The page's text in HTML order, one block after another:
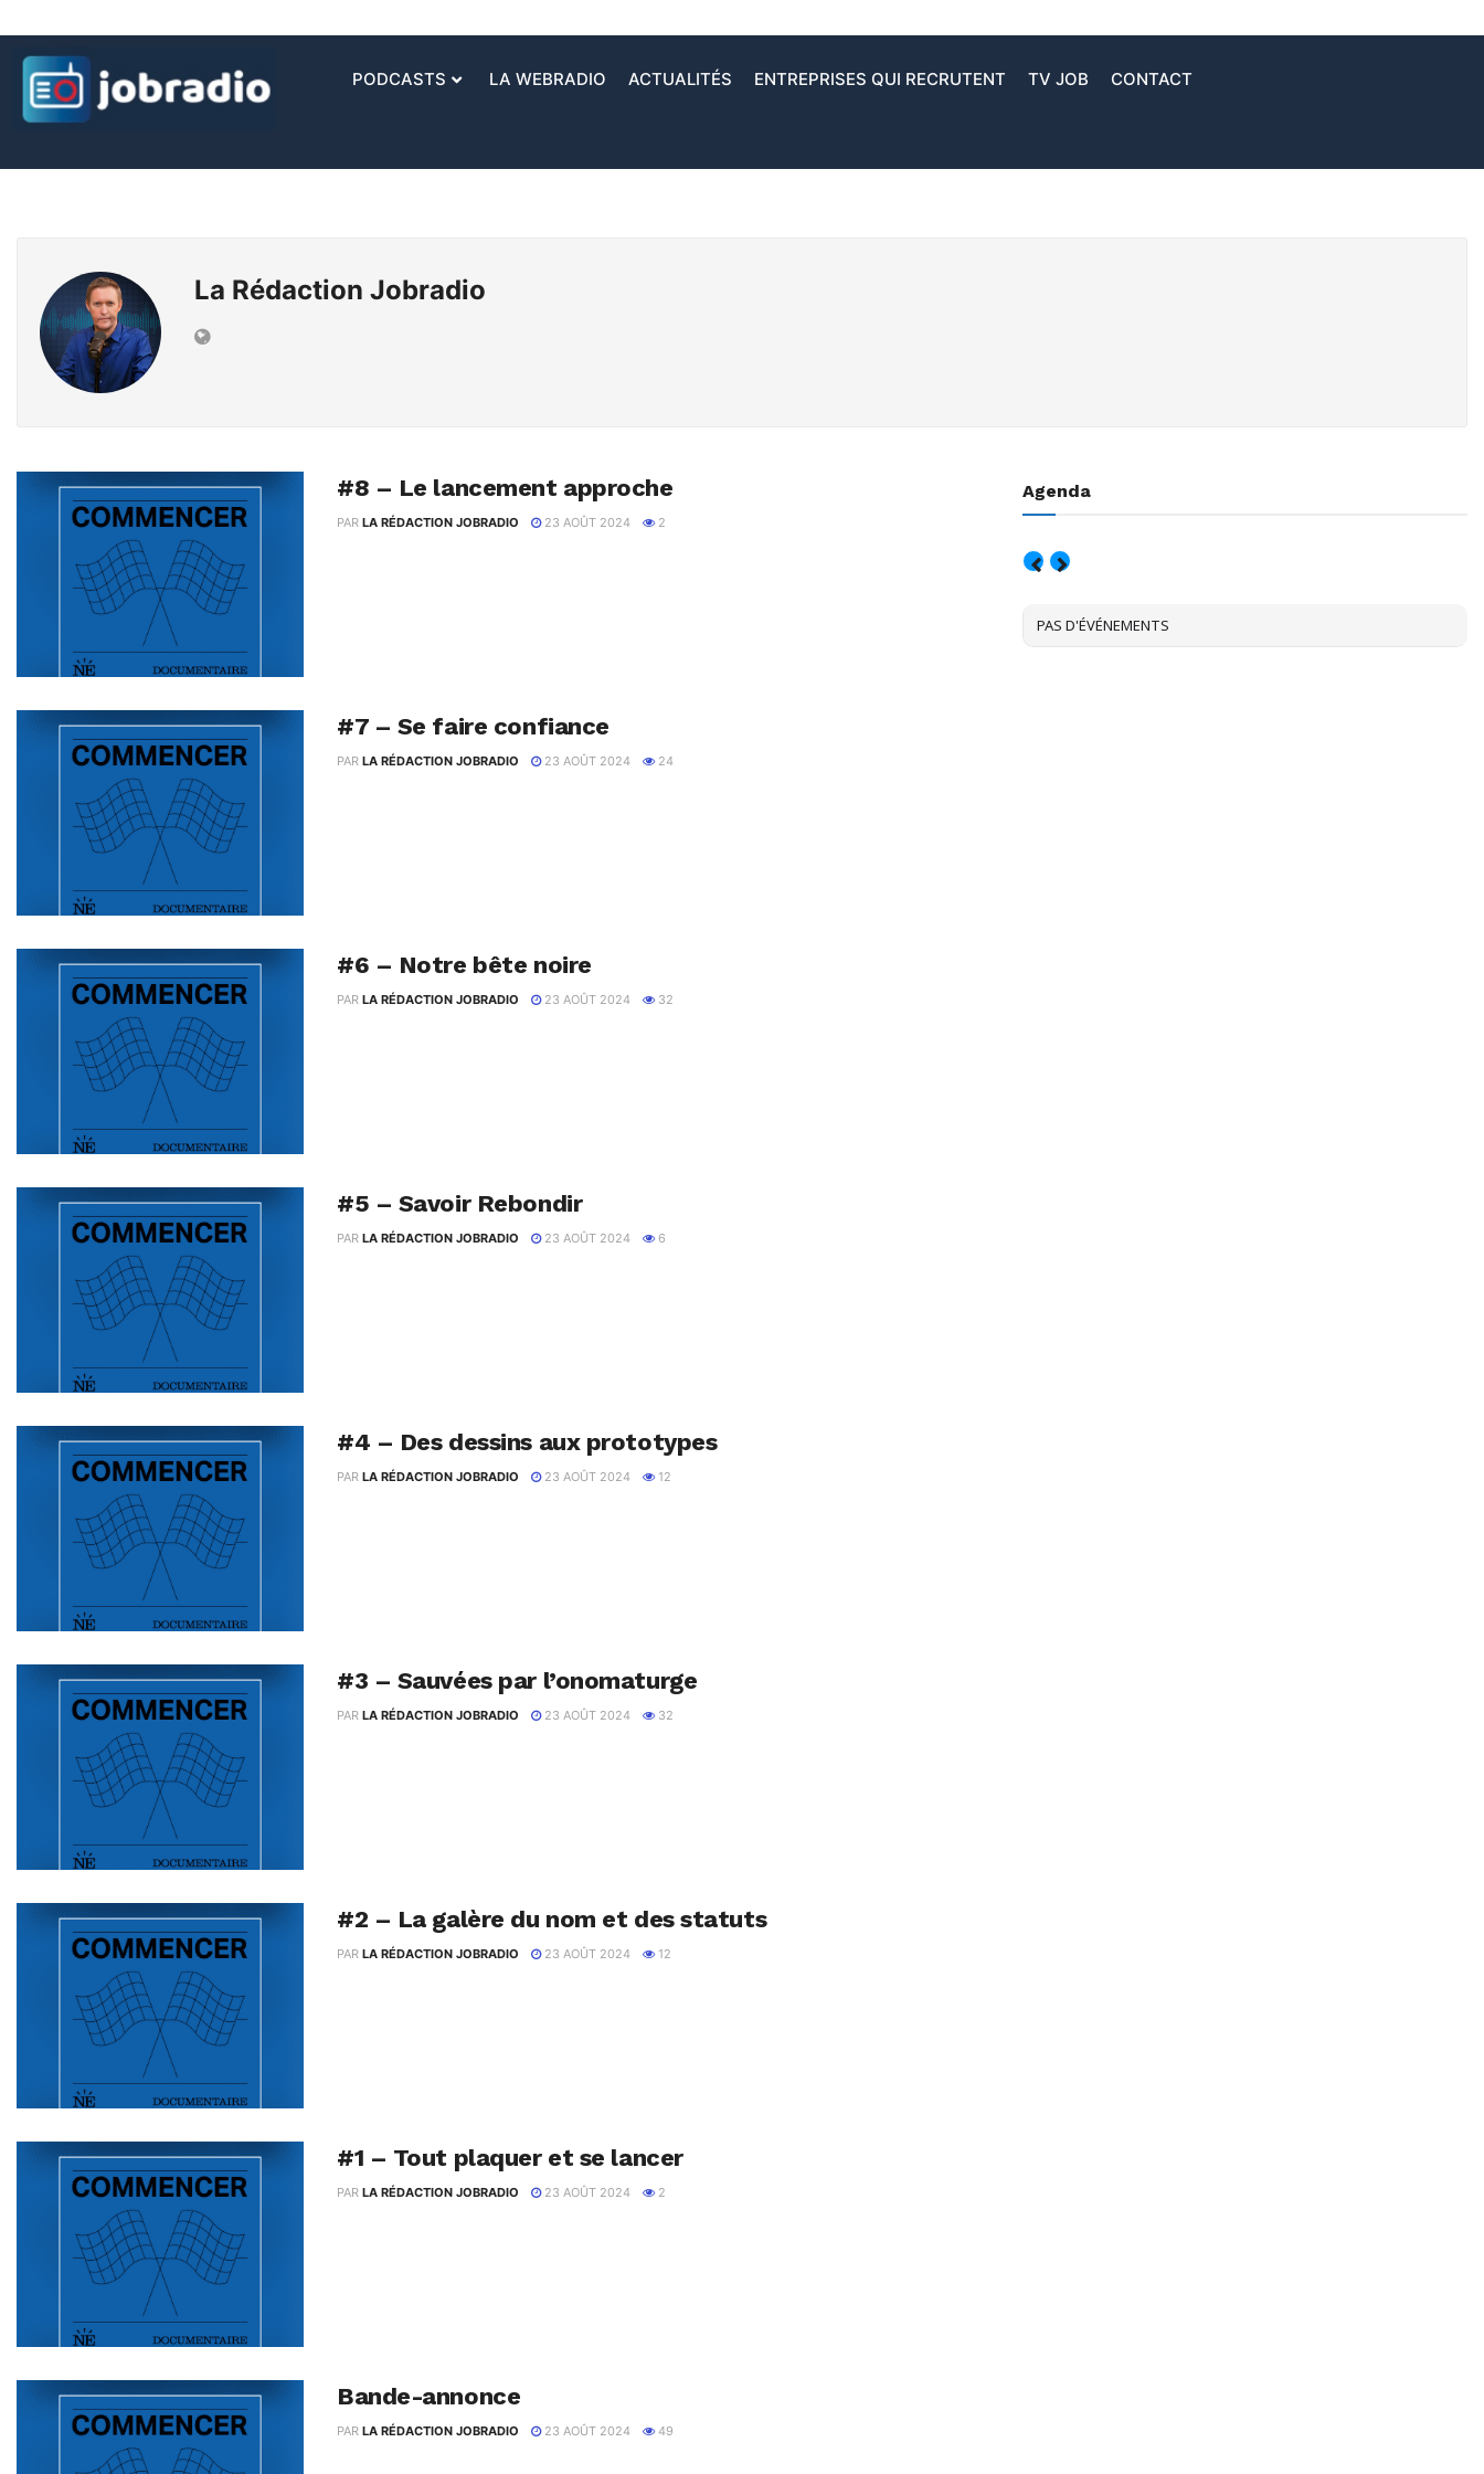
PODCASTS LA WEBRADIO ACTUALITÉS ENTREPRISES QUI RECRUTENT TV JOB CONTACT
La Rédaction Jobradio
#8 – Le lancement approche
PAR LA RÉDACTION JOBRADIO 23 AOÛT 2024 2
#7 – Se faire confiance
PAR LA RÉDACTION JOBRADIO 23 AOÛT 2024 24
#6 – Notre bête noire
PAR LA RÉDACTION JOBRADIO 23 AOÛT 2024 32
#5 – Savoir Rebondir
PAR LA RÉDACTION JOBRADIO 23 AOÛT 2024 6
#4 – Des dessins aux prototypes
PAR LA RÉDACTION JOBRADIO 23 AOÛT 2024 12
#3 – Sauvées par l’onomaturge
PAR LA RÉDACTION JOBRADIO 23 AOÛT 2024 32
#2 – La galère du nom et des statuts
PAR LA RÉDACTION JOBRADIO 23 AOÛT 2024 12
#1 – Tout plaquer et se lancer
PAR LA RÉDACTION JOBRADIO 23 AOÛT 2024 2
Bande-annonce
PAR LA RÉDACTION JOBRADIO 23 AOÛT 2024 49
Agenda
PAS D'ÉVÉNEMENTS